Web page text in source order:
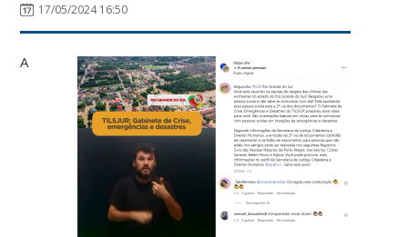
17/05/2024 16:50
A